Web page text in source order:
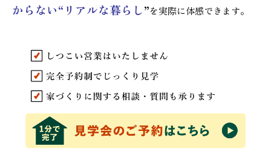
からない“リアルな暮らし”を実際に体感できます。